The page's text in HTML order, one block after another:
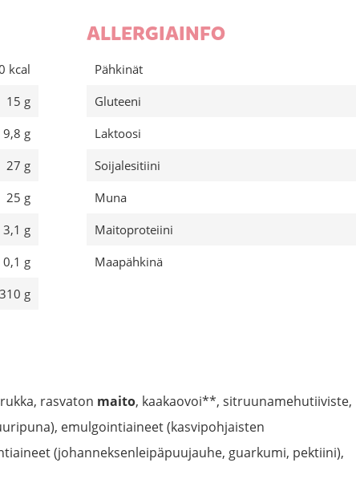
kcal
15 g
9,8 g
27 g
25 g
3,1 g
0,1 g
g
ALLERGIAINFO
Pähkinät
Gluteeni
Laktoosi
Soijalesitiini
Muna
Maitoproteiini
Maapähkinä
rasvaton maito, kaakaovoi**, sitruunamehutiiviste,
emulgointiaineet (kasvipohjaisten
(johanneksenleipäpuujauhe, guarkumi, pektiini),